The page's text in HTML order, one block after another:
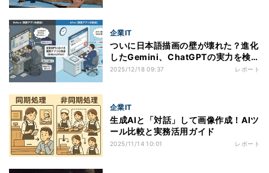
企業IT
ついに日本語描画の壁が壊れた？進化
したGemini、ChatGPTの実力を検
証！～さよなら文字化け、ようこそ編
2025/12/18 09:37 レポート
企業IT
生成AIと「対話」して画像作成！AIツ
ール比較と実務活用ガイド
2025/11/14 10:01 レポート